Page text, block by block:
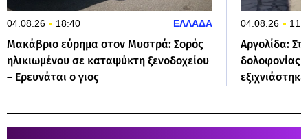
04.08.26 18:40 ΕΛΛΑΔΑ
Μακάβριο εύρημα στον Μυστρά: Σορός
ηλικιωμένου σε καταψύκτη ξενοδοχείου
– Ερευνάται ο γιος
04.08.26
Αργολίδα:
δολοφονίας